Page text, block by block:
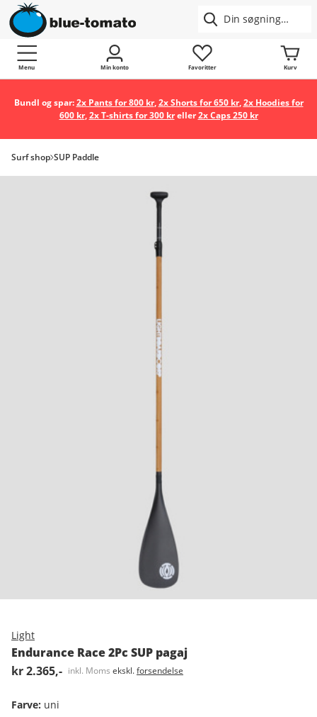
Menu Min konto Favoritter Kurv
Bundl og spar:2x Pants for 800 kr,2x Shorts for 650 kr,2x Hoodies for
600 kr,2x T-shirts for 300 kreller2x Caps 250 kr
Surf shop SUP Paddle
Light
Endurance Race 2Pc SUP pagaj
kr 2.365,- inkl. Moms ekskl.forsendelse
Farve: uni